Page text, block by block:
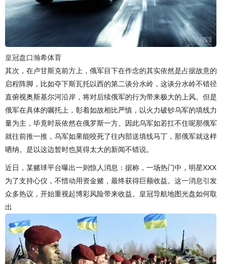
皇冠盘口瀚希体育
其次，在卢甘斯克前方上，俄军目下在作念的其实依然是占据故意的
启程阵脚，比如夺下斯瓦托以西的第二谈分水岭，这谈分水岭不错径
直俯视奥斯基尔河沿岸，将对后续俄军的行为带来极大的上风。但是
俄军在具体的嘱托上，彰着如故相比严慎，以火力破钞乌军的填线力
量为主，毕竟时辰依然在俄罗斯一方。因此乌军如若扛不住呢那俄军
就往前推一推，乌军如果能咬死了往内部送填线马丁，那俄军就这样
哂纳。是以这边暂时也莫得太大的新闻不错说。
近日，某赌球平台曝出一则惊人消息：据称，一场热门中，明星XXX
为了支持心仪，不惜动用资金赌，最终获得巨额收益。这一消息引发
众多热议，开始重视起博彩风险带来收益。皇冠导航地图光盘如何取
出